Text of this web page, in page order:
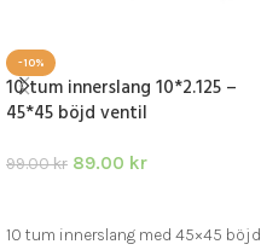
-10%
10 tum innerslang 10*2.125 –
45*45 böjd ventil
99.00kr 89.00 kr
10 tum innerslang med 45×45 böjd